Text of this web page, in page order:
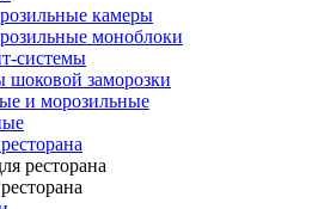
камеры
моноблоки
системы
заморозки
и морозильные
ресторана